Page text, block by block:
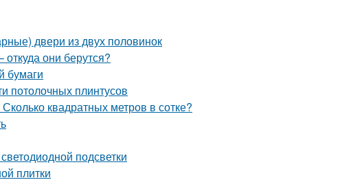
двери из двух половинок
они берутся?
бумаги
потолочных плинтусов
квадратных метров в сотке?
подсветки
плитки